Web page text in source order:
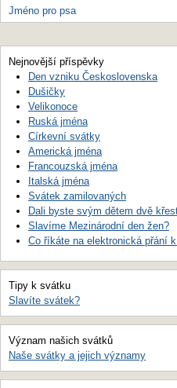
Jméno pro psa
Nejnovější příspěvky
Den vzniku Československa
Dušičky
Velikonoce
Ruská jména
Církevní svátky
Americká jména
Francouzská jména
Italská jména
Svátek zamilovaných
Dali byste svým dětem dvě
Slavíme Mezinárodní den žen?
Co říkáte na elektronická přání
Tipy k svátku
Slavíte svátek?
Význam našich svátků
Naše svátky a jejich významy